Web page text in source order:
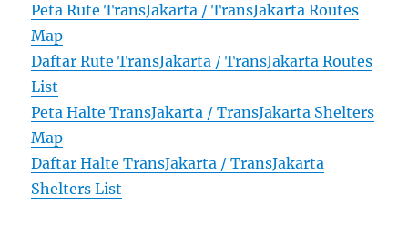
Peta Rute TransJakarta / TransJakarta Routes
Map
Daftar Rute TransJakarta / TransJakarta Routes
List
Peta Halte TransJakarta / TransJakarta Shelters
Map
Daftar Halte TransJakarta / TransJakarta
Shelters List